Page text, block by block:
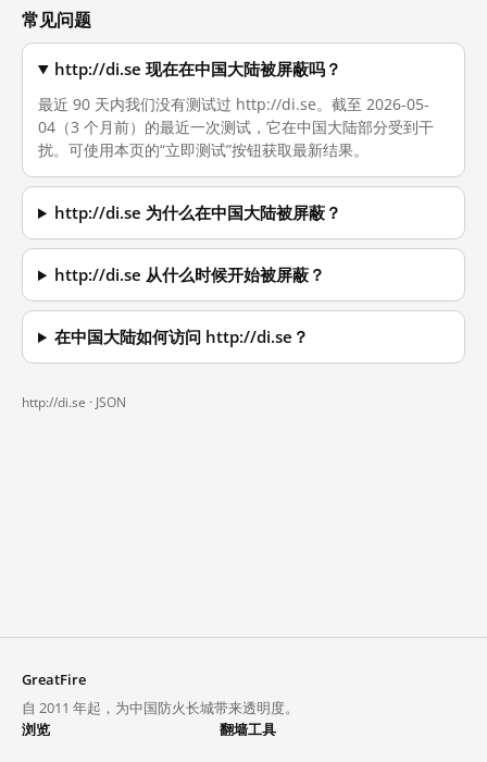
常见问题
http://di.se 现在在中国大陆被屏蔽吗？
最近 90 天内我们没有测试过 http://di.se。截至 2026-05-
04（3 个月前）的最近一次测试，它在中国大陆部分受到干
扰。可使用本页的“立即测试”按钮获取最新结果。
http://di.se 为什么在中国大陆被屏蔽？
http://di.se 从什么时候开始被屏蔽？
在中国大陆如何访问 http://di.se？
http://di.se · JSON
GreatFire
自 2011 年起，为中国防火长城带来透明度。
浏览
翻墙工具